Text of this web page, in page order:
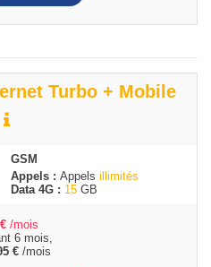
Turbo + Mobile
GSM
Appels : Appels illimités
Data 4G : 15 GB
€ /mois
6 mois,
€/mois